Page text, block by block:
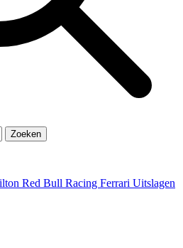
Zoeken
Red Bull Racing Ferrari Uitslagen